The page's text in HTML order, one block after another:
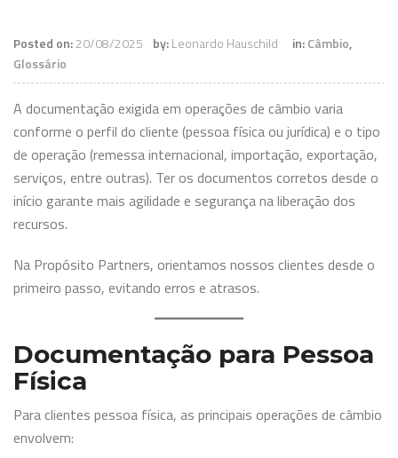
Posted on:20/08/2025 by:Leonardo Hauschild in:Câmbio,
Glossário
A documentação exigida em operações de câmbio varia
conforme o perfil do cliente (pessoa física ou jurídica) e o tipo
de operação (remessa internacional, importação, exportação,
serviços, entre outras). Ter os documentos corretos desde o
início garante mais agilidade e segurança na liberação dos
recursos.
Na Propósito Partners, orientamos nossos clientes desde o
primeiro passo, evitando erros e atrasos.
Documentação para Pessoa
Física
Para clientes pessoa física, as principais operações de câmbio
envolvem: